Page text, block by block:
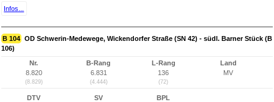
Infos...
B 104 OD Schwerin-Medewege, Wickendorfer Straße (SN 42) - südl. Barner Stück (B
106)
Nr.
8.820
(8.829)
B-Rang
6.831
(4.444)
L-Rang
136
(72)
Land
MV
DTV
SV
BPL